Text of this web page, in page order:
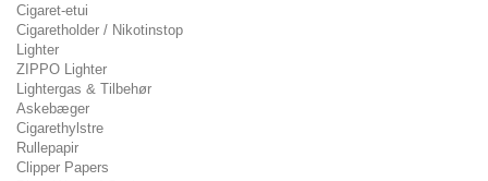
Cigaret-etui
Cigaretholder / Nikotinstop
Lighter
ZIPPO Lighter
Lightergas & Tilbehør
Askebæger
Cigarethylstre
Rullepapir
Clipper Papers